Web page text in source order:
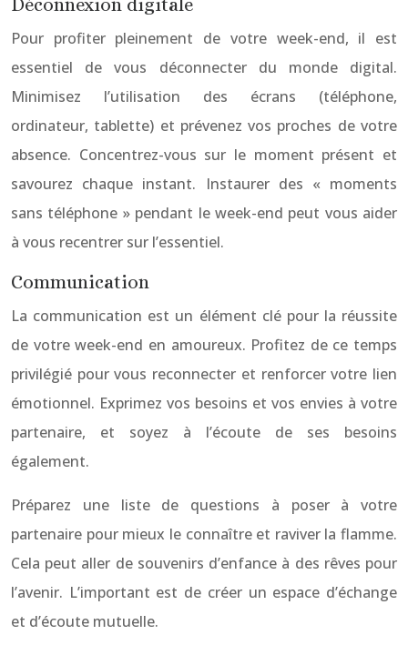
Déconnexion digitale
Pour profiter pleinement de votre week-end, il est
essentiel de vous déconnecter du monde digital.
Minimisez l’utilisation des écrans (téléphone,
ordinateur, tablette) et prévenez vos proches de votre
absence. Concentrez-vous sur le moment présent et
savourez chaque instant. Instaurer des « moments
sans téléphone » pendant le week-end peut vous aider
à vous recentrer sur l’essentiel.
Communication
La communication est un élément clé pour la réussite
de votre week-end en amoureux. Profitez de ce temps
privilégié pour vous reconnecter et renforcer votre lien
émotionnel. Exprimez vos besoins et vos envies à votre
partenaire, et soyez à l’écoute de ses besoins
également.
Préparez une liste de questions à poser à votre
partenaire pour mieux le connaître et raviver la flamme.
Cela peut aller de souvenirs d’enfance à des rêves pour
l’avenir. L’important est de créer un espace d’échange
et d’écoute mutuelle.